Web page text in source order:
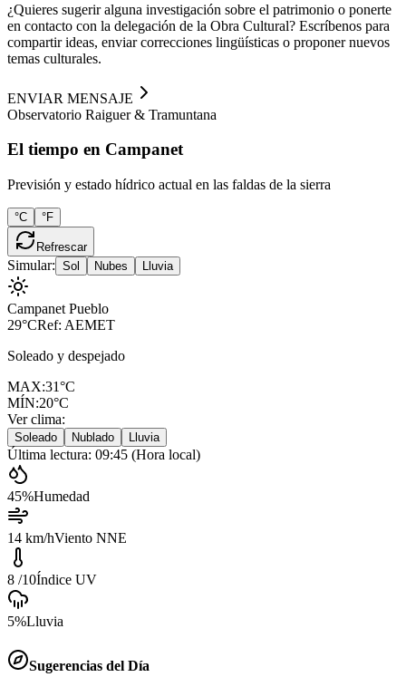
¿Quieres sugerir alguna investigación sobre el patrimonio o ponerte
en contacto con la delegación de la Obra Cultural? Escríbenos para
compartir ideas, enviar correcciones lingüísticas o proponer nuevos
temas culturales.
ENVIAR MENSAJE
Observatorio Raiguer & Tramuntana
El tiempo en Campanet
Previsión y estado hídrico actual en las faldas de la sierra
°C °F
Refrescar
Simular: Sol Nubes Lluvia
Campanet Pueblo
29°CRef: AEMET
Soleado y despejado
MAX:31°C
MÍN:20°C
Ver clima:
Soleado Nublado Lluvia
Última lectura: 09:45 (Hora local)
45%Humedad
14 km/hViento NNE
8 /10Índice UV
5%Lluvia
Sugerencias del Día